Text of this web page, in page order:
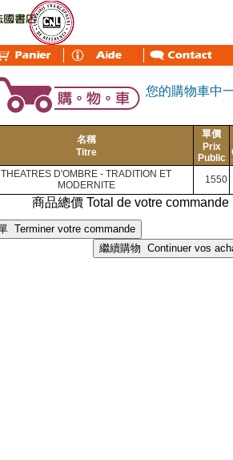
您的購物車中
名稱
Titre
單價
Prix
Public
THEATRES D'OMBRE - TRADITION ET
MODERNITE
1550
商品總價 Total de votre commande